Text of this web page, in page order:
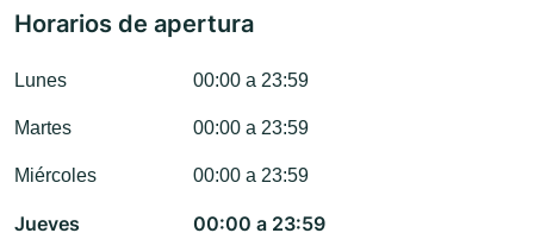
Horarios de apertura
Lunes 00:00 a 23:59
Martes 00:00 a 23:59
Miércoles 00:00 a 23:59
Jueves 00:00 a 23:59